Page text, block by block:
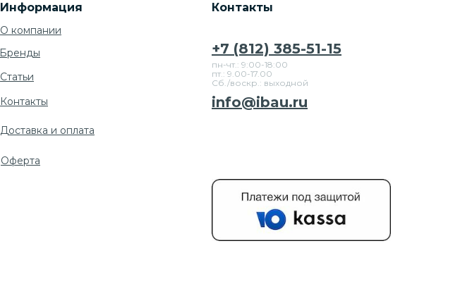
+7 (812) 385-51-15
пн-чт.: 9:00-18:00
пт.: 9.00-17.00
Сб./воскр.: выходной
Информация Контакты
info@ibau.ru
О компании
Cтатьи
Контакты
Доставка и оплата
Оферта
Бренды